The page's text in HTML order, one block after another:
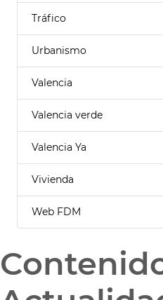
Tráfico
Urbanismo
Valencia
Valencia verde
Valencia Ya
Vivienda
Web FDM